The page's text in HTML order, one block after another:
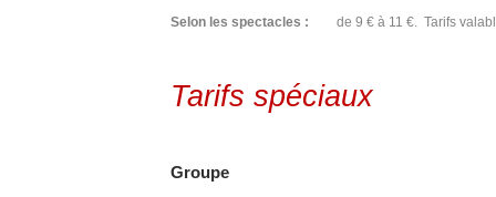
Selon les spectacles : de 9 € à 11 €. Tarifs
Tarifs spéciaux
Groupe